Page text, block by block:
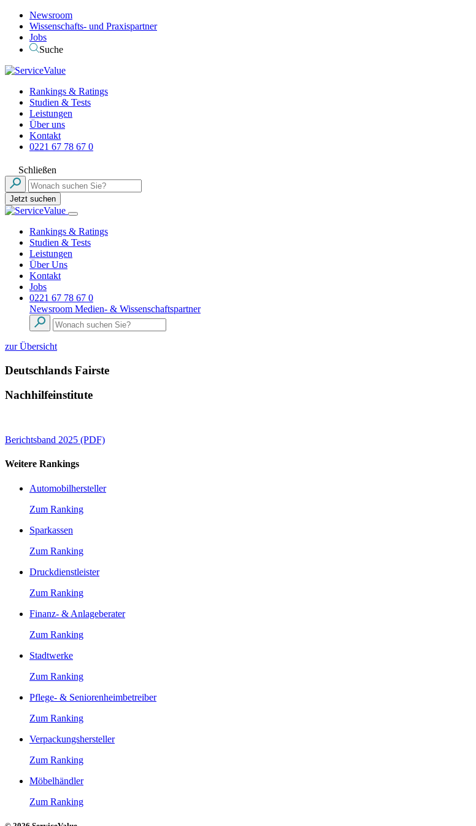
Newsroom
Wissenschafts- und Praxispartner
Jobs
Suche
Rankings & Ratings
Studien & Tests
Leistungen
Über uns
Kontakt
0221 67 78 67 0
Schließen
Jetzt suchen
Rankings & Ratings
Studien & Tests
Leistungen
Über Uns
Kontakt
Jobs
0221 67 78 67 0
Newsroom Medien- & Wissenschaftspartner
zur Übersicht
Deutschlands Fairste
Nachhilfeinstitute
Berichtsband 2025 (PDF)
Weitere Rankings
Automobilhersteller
Zum Ranking
Sparkassen
Zum Ranking
Druckdienstleister
Zum Ranking
Finanz- & Anlageberater
Zum Ranking
Stadtwerke
Zum Ranking
Pflege- & Seniorenheimbetreiber
Zum Ranking
Verpackungshersteller
Zum Ranking
Möbelhändler
Zum Ranking